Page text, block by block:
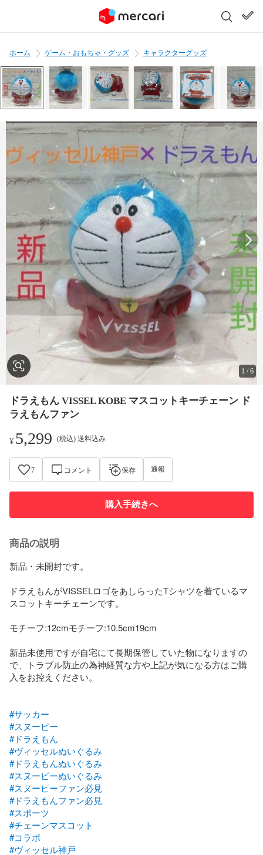
ホーム ゲーム・おもちゃ・グッズ キャラクターグッズ
1 /6
ドラえもん VISSEL KOBE マスコットキーチェーン ド
ラえもんファン
¥5,299 (税込) 送料込み
7 コメント 保存 通報
購入手続きへ
商品の説明
新品・未開封です。
ドラえもんがVISSELロゴをあしらったTシャツを着ているマ
スコットキーチェーンです。
モチーフ:12cmモチーフ:10.5cm19cm
新品未使用ですが自宅にて長期保管していた物になりますの
で、トラブル防止の為神経質な方や上記が気になる方はご購
入をお控えください。
#サッカー
#スヌーピー
#ドラえもん
#ヴィッセルぬいぐるみ
#ドラえもんぬいぐるみ
#スヌーピーぬいぐるみ
#スヌーピーファン必見
#ドラえもんファン必見
#スポーツ
#チェーンマスコット
#コラボ
#ヴィッセル神戸